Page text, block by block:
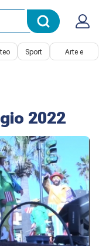
Sport Arte e
2022